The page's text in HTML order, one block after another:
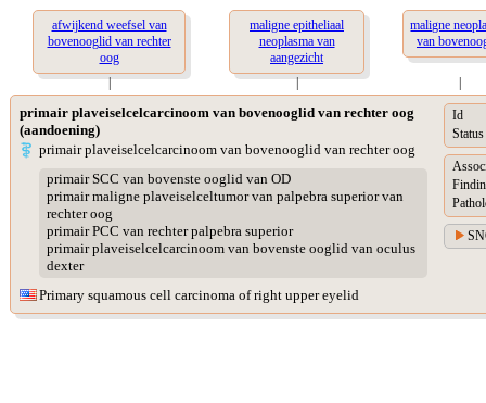
afwijkend weefsel van
bovenooglid van rechter
oog
maligne epitheliaal
neoplasma van
aangezicht
maligne
van
| |
primair plaveiselcelcarcinoom van bovenooglid van rechter oog
(aandoening)
primair plaveiselcelcarcinoom van bovenooglid van rechter oog
primair SCC van bovenste ooglid van OD
primair maligne plaveiselceltumor van palpebra superior van
rechter oog
primair PCC van rechter palpebra superior
primair plaveiselcelcarcinoom van bovenste ooglid van oculus
dexter
Primary squamous cell carcinoma of right upper eyelid
Id
Status